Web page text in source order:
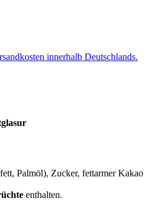
innerhalb Deutschlands.
Palmöl), Zucker, fettarmer Kakao
enthalten.